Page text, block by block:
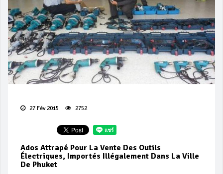
27 Fév 2015 2752
Ados Attrapé Pour La Vente Des Outils
Électriques, Importés Illégalement Dans La Ville
De Phuket